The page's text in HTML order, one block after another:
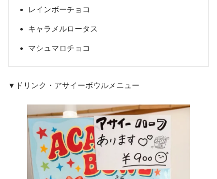
レインボーチョコ
キャラメルロータス
マシュマロチョコ
▼ドリンク・アサイーボウルメニュー